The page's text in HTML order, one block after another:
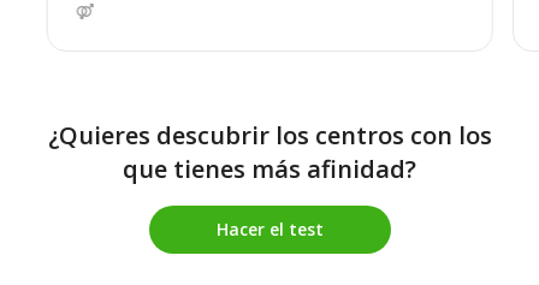
¿Quieres descubrir los centros con los
que tienes más afinidad?
Hacer el test